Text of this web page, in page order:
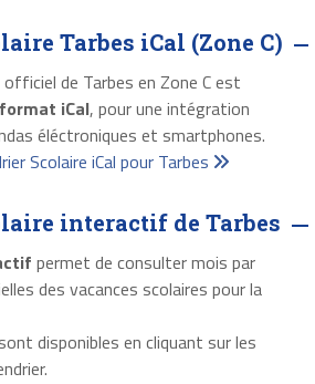
Tarbes iCal (Zone C)
officiel de Tarbes en Zone C est
iCal, pour une intégration
éléctroniques et smartphones.
Scolaire iCal pour Tarbes
interactif de Tarbes
permet de consulter mois par
des vacances scolaires pour la
disponibles en cliquant sur les